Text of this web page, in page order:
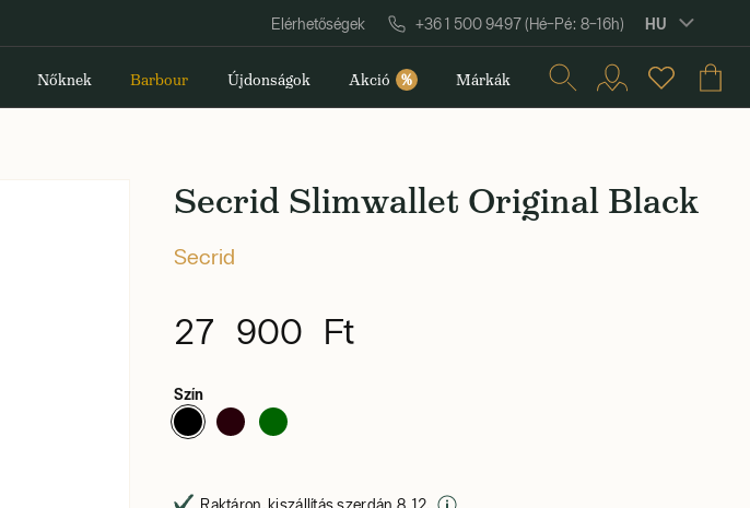
Elérhetőségek +36 1 500 9497 (Hé–Pé: 8–16h) HU
Nőknek Barbour Újdonságok Akció % Márkák
Secrid Slimwallet Original Black
Secrid
27 900 Ft
Szín
Raktáron, kiszállítás szerdán 8. 12.